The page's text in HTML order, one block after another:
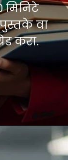
मिनिटे
वा
लेख वाचून स्वत:ला अपग्रेड करा.